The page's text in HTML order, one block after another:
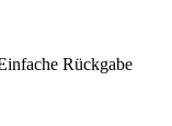
Rückgabe